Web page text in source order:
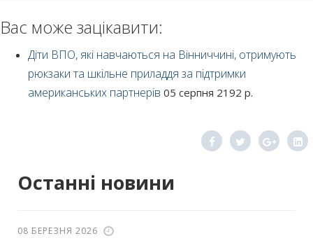
Останні новини
08 БЕРЕЗНЯ 2026
Вас може зацікавити:
Діти ВПО, які навчаються на Вінниччині, отримують
рюкзаки та шкільне приладдя за підтримки
американських партнерів 05 серпня 2192 р.